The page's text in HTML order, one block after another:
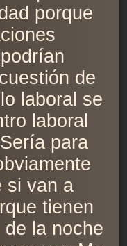
porque
de
laboral se
laboral
para
si van a
tienen
la noche